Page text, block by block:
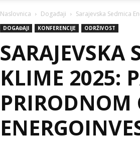
Naslovnica Događaji Sarajevska Sedmica
DOGAĐAJI KONFERENCIJE ODRŽIVOST
SARAJEVSKA
KLIME 2025:
PRIRODNOM